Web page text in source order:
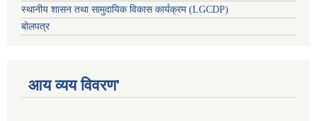
स्थानीय शासन तथा सामुदायिक विकास कार्यक्रम (LGCDP)
बोलपत्र
आय व्यय विवरण'